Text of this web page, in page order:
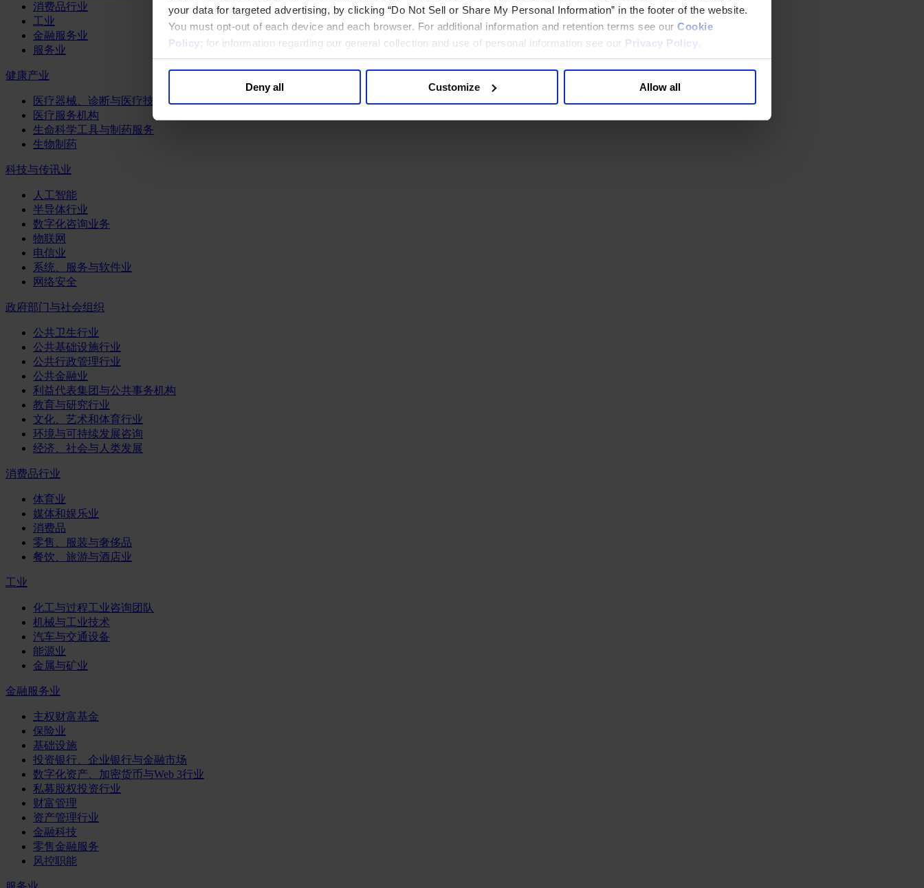
your data for targeted advertising, by clicking “Do Not Sell or Share My Personal Information” in the footer of the website.
You must opt-out of each device and each browser. For additional information and retention terms see our Cookie
Policy; for information regarding our general collection and use of personal information see our Privacy Policy
Deny all Customize Allow all
消费品行业
工业
金融服务业
服务业
健康产业
医疗器械、诊断与医疗技术
医疗服务机构
生命科学工具与制药服务
生物制药
科技与传讯业
人工智能
半导体行业
数字化咨询业务
物联网
电信业
系统、服务与软件业
网络安全
政府部门与社会组织
公共卫生行业
公共基础设施行业
公共行政管理行业
公共金融业
利益代表集团与公共事务机构
教育与研究行业
文化、艺术和体育行业
环境与可持续发展咨询
经济、社会与人类发展
消费品行业
体育业
媒体和娱乐业
消费品
零售、服装与奢侈品
餐饮、旅游与酒店业
工业
化工与过程工业咨询团队
机械与工业技术
汽车与交通设备
能源业
金属与矿业
金融服务业
主权财富基金
保险业
基础设施
投资银行、企业银行与金融市场
数字化资产、加密货币与Web 3行业
私募股权投资行业
财富管理
资产管理行业
金融科技
零售金融服务
风控职能